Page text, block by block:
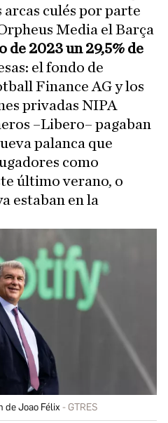
arcas culés por parte
Media el Barça
de 2023 un 29,5% de
el fondo de
Finance AG y los
privadas NIPA
–Libero– pagaban
palanca que
como
último verano, o
estaban en la
de Joao Félix GTRES